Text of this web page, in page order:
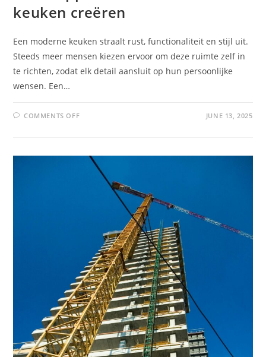
keuken creëren
Een moderne keuken straalt rust, functionaliteit en stijl uit.
Steeds meer mensen kiezen ervoor om deze ruimte zelf in
te richten, zodat elk detail aansluit op hun persoonlijke
wensen. Een…
COMMENTS OFF JUNE 13, 2025